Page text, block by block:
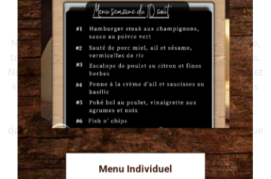
Renseignez-vous sur notre service de traiteur.
Nous comprenons que chaque célébration est unique,
tout comme les goûts et les préférences de vos invités.
Notre service de traiteur se distingue par sa flexibilité et
son écoute. Du choix des plats à la présentation, nous
travaillons étroitement avec vous pour que chaque
détail reflète votre vision. Laissez-nous vous assister
dans la création d’un menu qui séduira et ravira chaque
convive.
Menu Individuel